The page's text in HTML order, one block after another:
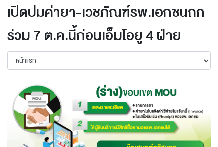
เปิดปมค่ายา-เวชภัณฑ์รพ.เอกชนถก
ร่วม 7 ต.ค.นี้ก่อนเอ็มโอยู 4 ฝ่าย